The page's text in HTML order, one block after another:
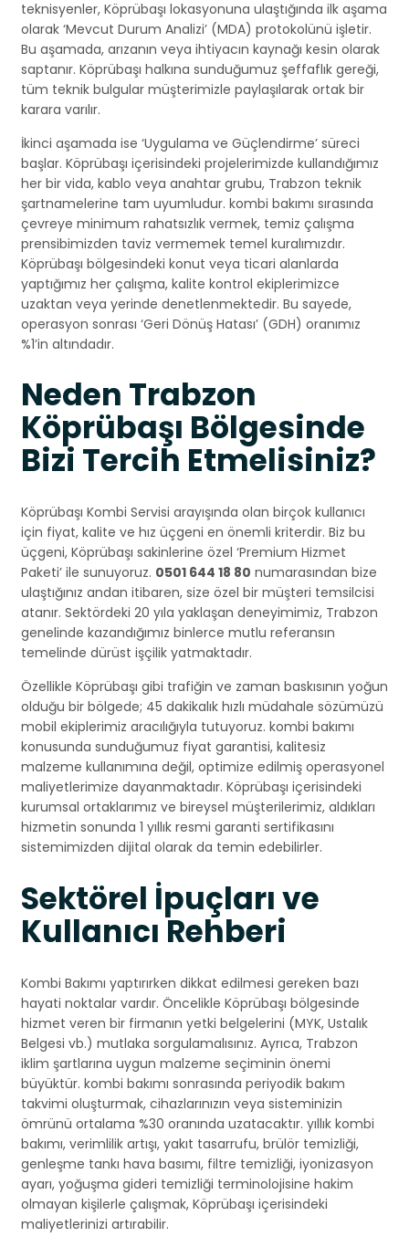
teknisyenler, Köprübaşı lokasyonuna ulaştığında ilk aşama
olarak ‘Mevcut Durum Analizi’ (MDA) protokolünü işletir.
Bu aşamada, arızanın veya ihtiyacın kaynağı kesin olarak
saptanır. Köprübaşı halkına sunduğumuz şeffaflık gereği,
tüm teknik bulgular müşterimizle paylaşılarak ortak bir
karara varılır.
İkinci aşamada ise ‘Uygulama ve Güçlendirme’ süreci
başlar. Köprübaşı içerisindeki projelerimizde kullandığımız
her bir vida, kablo veya anahtar grubu, Trabzon teknik
şartnamelerine tam uyumludur. kombi bakımı sırasında
çevreye minimum rahatsızlık vermek, temiz çalışma
prensibimizden taviz vermemek temel kuralımızdır.
Köprübaşı bölgesindeki konut veya ticari alanlarda
yaptığımız her çalışma, kalite kontrol ekiplerimizce
uzaktan veya yerinde denetlenmektedir. Bu sayede,
operasyon sonrası ‘Geri Dönüş Hatası’ (GDH) oranımız
%1’in altındadır.
Neden Trabzon
Köprübaşı Bölgesinde
Bizi Tercih Etmelisiniz?
Köprübaşı Kombi Servisi arayışında olan birçok kullanıcı
için fiyat, kalite ve hız üçgeni en önemli kriterdir. Biz bu
üçgeni, Köprübaşı sakinlerine özel ‘Premium Hizmet
Paketi’ ile sunuyoruz. 0501 644 18 80 numarasından bize
ulaştığınız andan itibaren, size özel bir müşteri temsilcisi
atanır. Sektördeki 20 yıla yaklaşan deneyimimiz, Trabzon
genelinde kazandığımız binlerce mutlu referansın
temelinde dürüst işçilik yatmaktadır.
Özellikle Köprübaşı gibi trafiğin ve zaman baskısının yoğun
olduğu bir bölgede; 45 dakikalık hızlı müdahale sözümüzü
mobil ekiplerimiz aracılığıyla tutuyoruz. kombi bakımı
konusunda sunduğumuz fiyat garantisi, kalitesiz
malzeme kullanımına değil, optimize edilmiş operasyonel
maliyetlerimize dayanmaktadır. Köprübaşı içerisindeki
kurumsal ortaklarımız ve bireysel müşterilerimiz, aldıkları
hizmetin sonunda 1 yıllık resmi garanti sertifikasını
sistemimizden dijital olarak da temin edebilirler.
Sektörel İpuçları ve
Kullanıcı Rehberi
Kombi Bakımı yaptırırken dikkat edilmesi gereken bazı
hayati noktalar vardır. Öncelikle Köprübaşı bölgesinde
hizmet veren bir firmanın yetki belgelerini (MYK, Ustalık
Belgesi vb.) mutlaka sorgulamalısınız. Ayrıca, Trabzon
iklim şartlarına uygun malzeme seçiminin önemi
büyüktür. kombi bakımı sonrasında periyodik bakım
takvimi oluşturmak, cihazlarınızın veya sisteminizin
ömrünü ortalama %30 oranında uzatacaktır. yıllık kombi
bakımı, verimlilik artışı, yakıt tasarrufu, brülör temizliği,
genleşme tankı hava basımı, filtre temizliği, iyonizasyon
ayarı, yoğuşma gideri temizliği terminolojisine hakim
olmayan kişilerle çalışmak, Köprübaşı içerisindeki
maliyetlerinizi artırabilir.